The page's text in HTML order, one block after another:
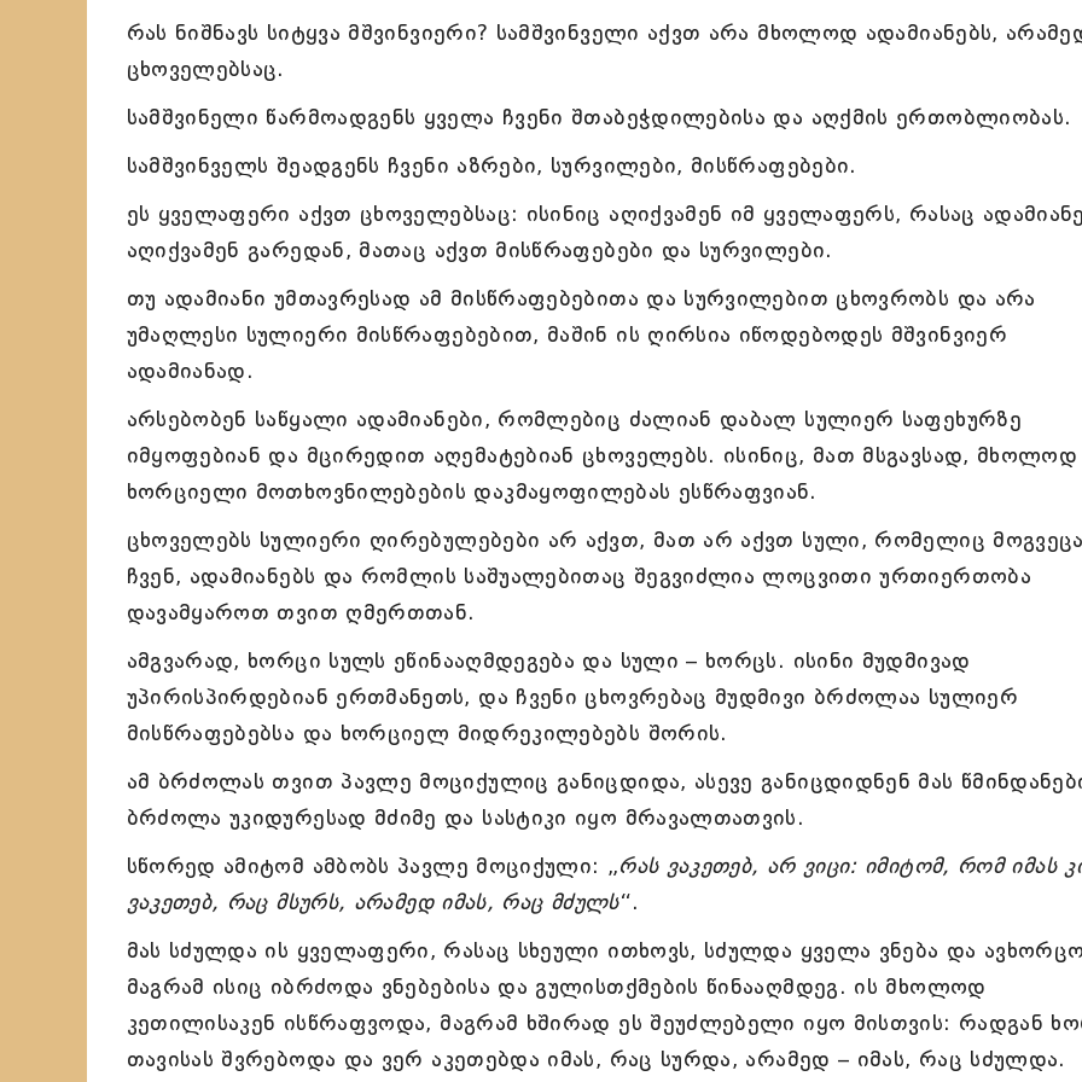
რას ნიშნავს სიტყვა მშვინვიერი? სამშვინველი აქვთ არა მხოლოდ ადამიანებს,
ცხოველებსაც.
სამშვინელი წარმოადგენს ყველა ჩვენი შთაბეჭდილებისა და აღქმის ერთობლიობას.
სამშვინველს შეადგენს ჩვენი აზრები, სურვილები, მისწრაფებები.
ეს ყველაფერი აქვთ ცხოველებსაც: ისინიც აღიქვამენ იმ ყველაფერს, რასაც
აღიქვამენ გარედან, მათაც აქვთ მისწრაფებები და სურვილები.
თუ ადამიანი უმთავრესად ამ მისწრაფებებითა და სურვილებით ცხოვრობს და არა
უმაღლესი სულიერი მისწრაფებებით, მაშინ ის ღირსია იწოდებოდეს მშვინვიერ
ადამიანად.
არსებობენ საწყალი ადამიანები, რომლებიც ძალიან დაბალ სულიერ საფეხურზე
იმყოფებიან და მცირედით აღემატებიან ცხოველებს. ისინიც, მათ მსგავსად, მხოლოდ
ხორციელი მოთხოვნილებების დაკმაყოფილებას ესწრაფვიან.
ცხოველებს სულიერი ღირებულებები არ აქვთ, მათ არ აქვთ სული, რომელიც მოგვეცა
ჩვენ, ადამიანებს და რომლის საშუალებითაც შეგვიძლია ლოცვითი ურთიერთობა
დავამყაროთ თვით ღმერთთან.
ამგვარად, ხორცი სულს ეწინააღმდეგება და სული – ხორცს. ისინი მუდმივად
უპირისპირდებიან ერთმანეთს, და ჩვენი ცხოვრებაც მუდმივი ბრძოლაა სულიერ
მისწრაფებებსა და ხორციელ მიდრეკილებებს შორის.
ამ ბრძოლას თვით პავლე მოციქულიც განიცდიდა, ასევე განიცდიდნენ მას
ბრძოლა უკიდურესად მძიმე და სასტიკი იყო მრავალთათვის.
სწორედ ამიტომ ამბობს პავლე მოციქული: „რას ვაკეთებ, არ ვიცი: იმიტომ, რომ იმას
ვაკეთებ, რაც მსურს, არამედ იმას, რაც მძულს“.
მას სძულდა ის ყველაფერი, რასაც სხეული ითხოვს, სძულდა ყველა ვნება და
მაგრამ ისიც იბრძოდა ვნებებისა და გულისთქმების წინააღმდეგ. ის მხოლოდ
კეთილისაკენ ისწრაფვოდა, მაგრამ ხშირად ეს შეუძლებელი იყო მისთვის: რადგან
თავისას შვრებოდა და ვერ აკეთებდა იმას, რაც სურდა, არამედ – იმას, რაც სძულდა.